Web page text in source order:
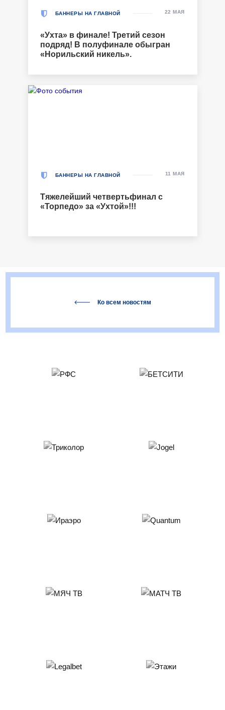
БАННЕРЫ НА ГЛАВНОЙ
«Ухта» в финале! Третий сезон
подряд! В полуфинале обыгран
«Норильский никель».
22 МАЯ
БАННЕРЫ НА ГЛАВНОЙ
Тяжелейший четвертьфинал с
«Торпедо» за «Ухтой»!!!
11 МАЯ
Ко всем новостям